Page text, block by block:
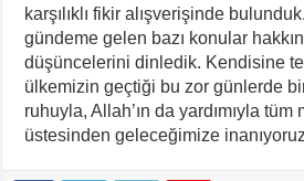
karşılıklı fikir alışverişinde
gündeme gelen bazı konular
düşüncelerini dinledik. Kendisine
ülkemizin geçtiği bu zor günlerde
ruhuyla, Allah’ın da yardımıyla tüm
üstesinden geleceğimize